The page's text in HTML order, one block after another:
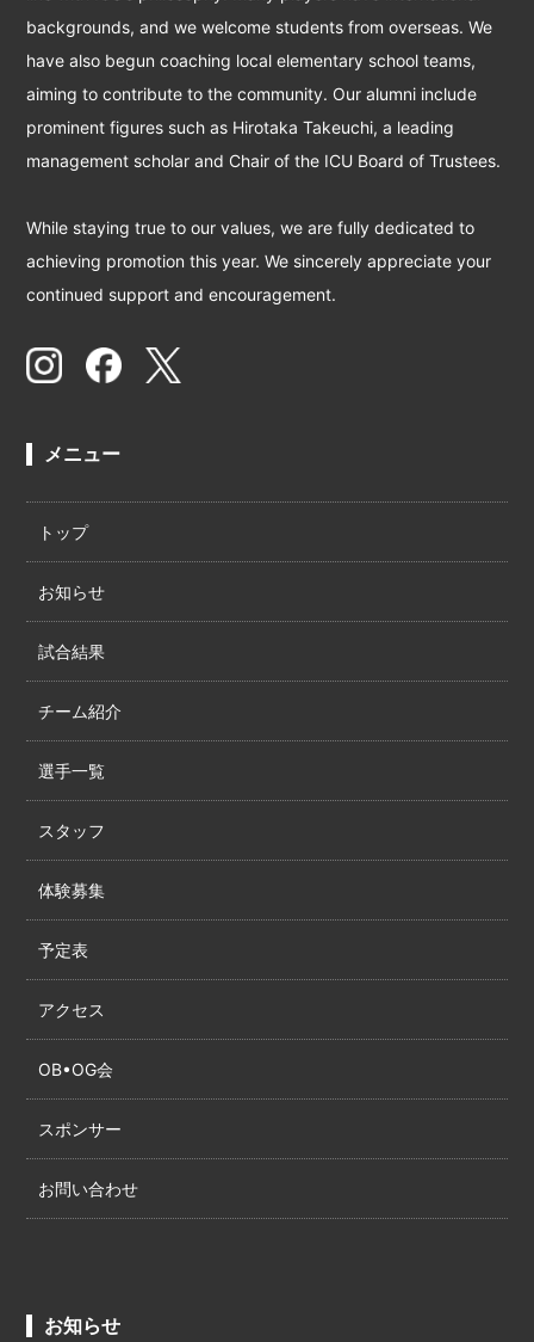
backgrounds, and we welcome students from overseas. We
have also begun coaching local elementary school teams,
aiming to contribute to the community. Our alumni include
prominent figures such as Hirotaka Takeuchi, a leading
management scholar and Chair of the ICU Board of Trustees.
While staying true to our values, we are fully dedicated to
achieving promotion this year. We sincerely appreciate your
continued support and encouragement.
メニュー
トップ
お知らせ
試合結果
チーム紹介
選手一覧
スタッフ
体験募集
予定表
アクセス
OB•OG会
スポンサー
お問い合わせ
お知らせ